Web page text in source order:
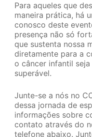
Para aqueles que
maneira prática, há
conosco deste
presença não só
que sustenta nossa
diretamente para a
o câncer infantil
superável.
Junte-se a nós no
dessa jornada de
informações sobre
contato através do
telefone abaixo.